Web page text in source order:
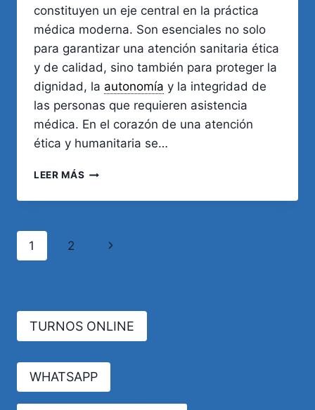
constituyen un eje central en la práctica
médica moderna. Son esenciales no solo
para garantizar una atención sanitaria ética
y de calidad, sino también para proteger la
dignidad, la autonomía y la integridad de
las personas que requieren asistencia
médica. En el corazón de una atención
ética y humanitaria se…
LEER MÁS DERECHOS
PACIENTE:
Navegación
1 2
Siguiente
TURNOS ONLINE
WHATSAPP